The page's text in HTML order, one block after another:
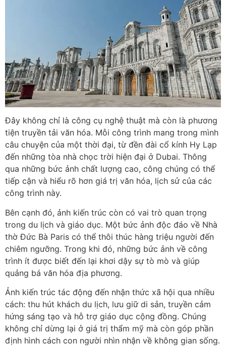
Đây không chỉ là công cụ nghệ thuật mà còn là phương
tiện truyền tải văn hóa. Mỗi công trình mang trong mình
câu chuyện của một thời đại, từ đền đài cổ kính Hy Lạp
đến những tòa nhà chọc trời hiện đại ở Dubai. Thông
qua những bức ảnh chất lượng cao, công chúng có thể
tiếp cận và hiểu rõ hơn giá trị văn hóa, lịch sử của các
công trình này.
Bên cạnh đó, ảnh kiến trúc còn có vai trò quan trọng
trong du lịch và giáo dục. Một bức ảnh độc đáo về Nhà
thờ Đức Bà Paris có thể thôi thúc hàng triệu người đến
chiêm ngưỡng. Trong khi đó, những bức ảnh về công
trình ít được biết đến lại khơi dậy sự tò mò và giúp
quảng bá văn hóa địa phương.
Ảnh kiến trúc tác động đến nhận thức xã hội qua nhiều
cách: thu hút khách du lịch, lưu giữ di sản, truyền cảm
hứng sáng tạo và hỗ trợ giáo dục cộng đồng. Chúng
không chỉ dừng lại ở giá trị thẩm mỹ mà còn góp phần
định hình cách con người nhìn nhận về không gian sống.